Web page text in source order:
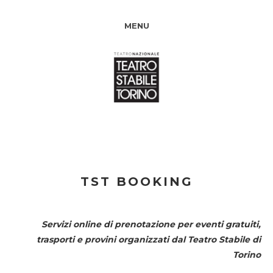
MENU
TST BOOKING
Servizi online di prenotazione per eventi gratuiti,
trasporti e provini organizzati dal Teatro Stabile di
Torino